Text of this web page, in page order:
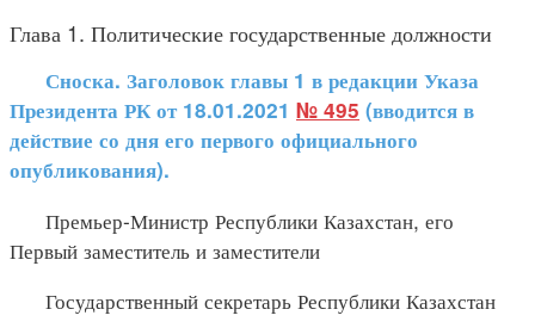
Глава 1. Политические государственные должности
Сноска. Заголовок главы 1 в редакции Указа
Президента РК от 18.01.2021 № 495 (вводится в
действие со дня его первого официального
опубликования).
Премьер-Министр Республики Казахстан, его
Первый заместитель и заместители
Государственный секретарь Республики Казахстан